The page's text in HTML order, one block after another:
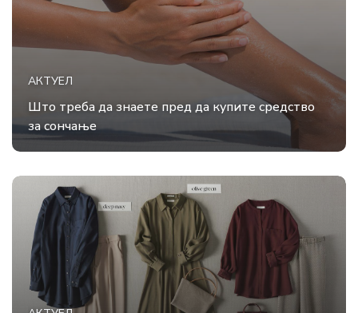
АКТУЕЛ
Што треба да знаете пред да купите средство
за сончање